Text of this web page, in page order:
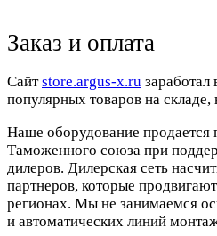
Заказ и оплата
Cайтstore.argus-x.ru
популярных товаров на складе,
Наше оборудование продается
Таможенного союза при
дилеров. Дилерская сеть
партнеров, которые
регионах. Мы не занимаемся
и автоматических линий